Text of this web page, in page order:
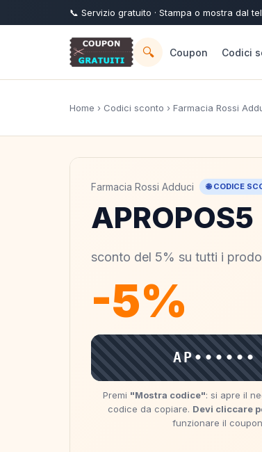
📞 Servizio gratuito · Stampa o mostra dal
🔍 Coupon Codici
Home › Codici sconto › Farmacia Rossi
Farmacia Rossi Adduci 🌐 CODICE
APROPOS5
sconto del 5% su tutti i
-5%
AP••••••
Premi "Mostra codice": si apre il
codice da copiare. Devi cliccare
funzionare il